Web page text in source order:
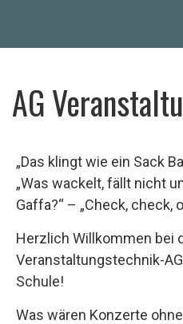
AG
„Das klingt wie ein Sack
„Was wackelt, fällt nicht
Gaffa?“ – „Check, check,
Herzlich Willkommen bei
Veranstaltungstechnik-
Schule!
Was wären Konzerte